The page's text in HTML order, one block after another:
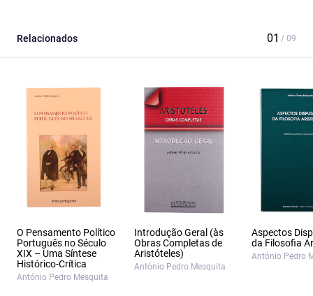
Relacionados
O Pensamento Político
Português no Século
XIX – Uma Síntese
Histórico-Crítica
António Pedro Mesquita
Introdução Geral (às
Obras Completas de
Aristóteles)
António Pedro Mesquita
Aspectos
da Filosofia
António Pedro